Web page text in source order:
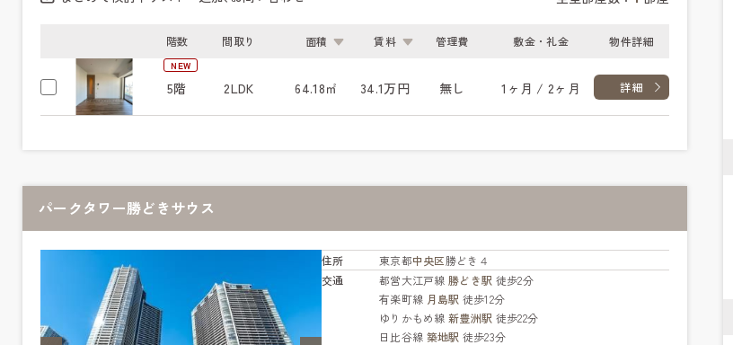
階数 間取り 面積 賃料 管理費 敷金・礼金 物件詳細
NEW
詳細
5階 2LDK 64.18㎡ 34.1万円 無し 1ヶ月 / 2ヶ月
パークタワー勝どきサウス
住所 東京都中央区勝どき４
交通
都営大江戸線勝どき駅 徒歩2分
有楽町線 月島駅 徒歩12分
ゆりかもめ線新豊洲駅 徒歩22分
日比谷線 築地駅 徒歩23分